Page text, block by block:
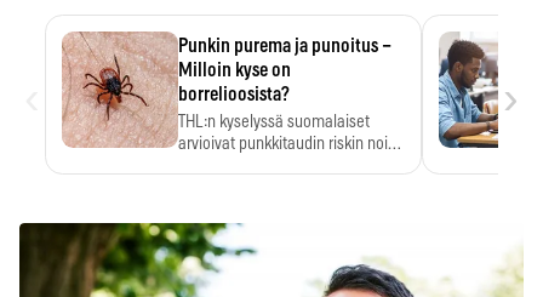
Punkin purema ja punoitus –
Milloin kyse on
borrelioosista?
THL:n kyselyssä suomalaiset
arvioivat punkkitaudin riskin noin
›